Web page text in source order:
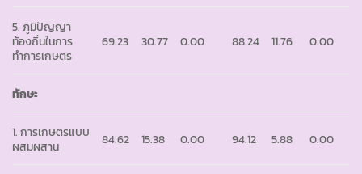
5. ภูมิปัญญา
ท้องถิ่นในการ
ทำการเกษตร
69.23 30.77 0.00 88.24 11.76 0.00
ทักษะ
1. การเกษตรแบบ
ผสมผสาน
84.62 15.38 0.00 94.12 5.88 0.00